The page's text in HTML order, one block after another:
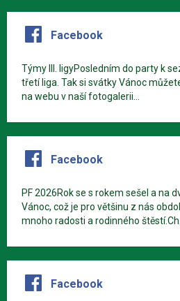
Facebook
Týmy III. ligyPosledním do party k
třetí liga. Tak si svátky Vánoc
na webu v naší fotogalerii...
Facebook
PF 2026Rok se s rokem sešel a na
Vánoc, což je pro většinu z nás
mnoho radosti a rodinného štěstí.Ch...
Facebook